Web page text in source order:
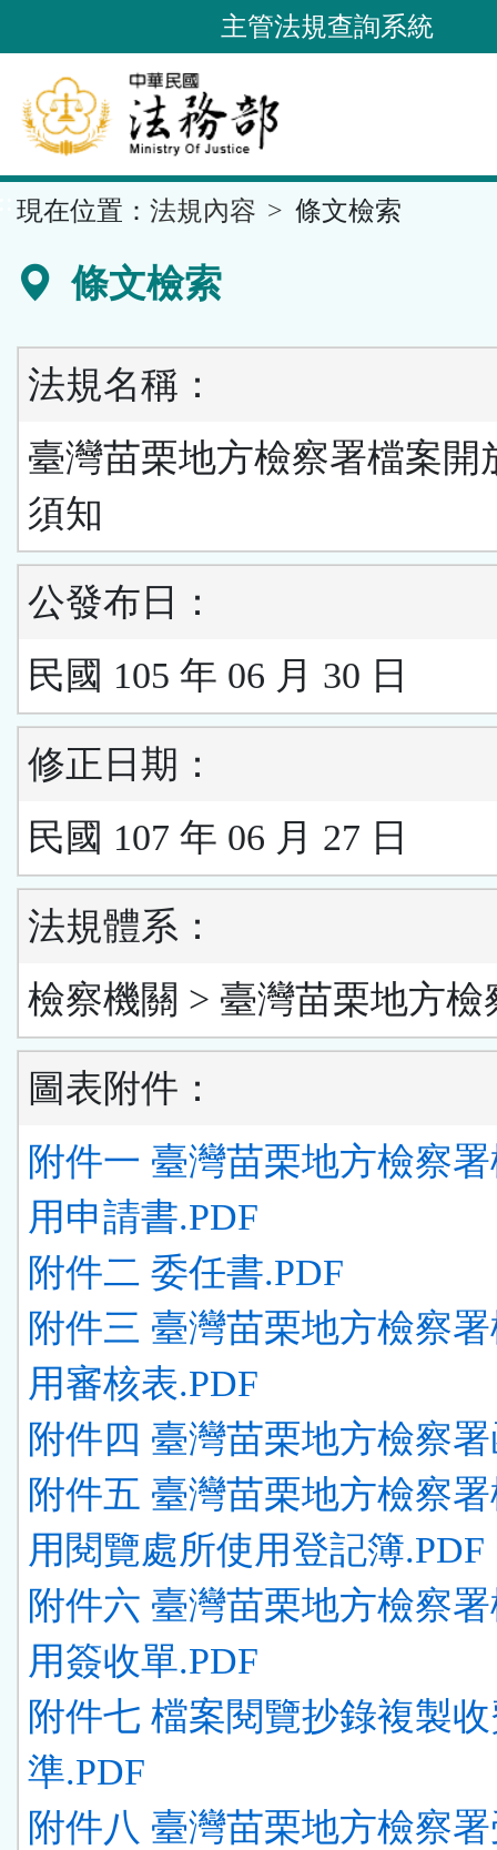
到
要
內
容
區
主管法規查詢系統
現在位置： 法規內容 條文檢索
條文檢索
法規名稱：
臺灣苗栗地方檢察署檔案開
須知
公發布日：
民國 105 年 06 月 30 日
修正日期：
民國 107 年 06 月 27 日
法規體系：
檢察機關 > 臺灣苗栗地方檢
圖表附件：
附件一 臺灣苗栗地方檢察
用申請書.PDF
附件二 委任書.PDF
附件三 臺灣苗栗地方檢察
用審核表.PDF
附件四 臺灣苗栗地方檢察署
附件五 臺灣苗栗地方檢察
用閱覽處所使用登記簿.PDF
附件六 臺灣苗栗地方檢察
用簽收單.PDF
附件七 檔案閱覽抄錄複製
準.PDF
附件八 臺灣苗栗地方檢察